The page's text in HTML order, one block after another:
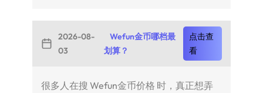
2026-08-
03
Wefun金币哪档最
划算？
点击查
看
很多人在搜 Wefun金币价格 时，真正想弄